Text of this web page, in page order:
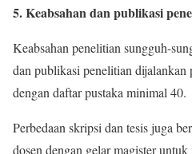
5. Keabsahan dan publikasi
Keabsahan penelitian sungguh-
dan publikasi penelitian dijalankan
dengan daftar pustaka minimal 40.
Perbedaan skripsi dan tesis juga
dosen dengan gelar magister